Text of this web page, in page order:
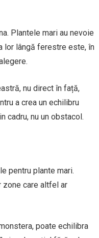
Plantele mari au nevoie
lor lângă ferestre este, în
nu direct în față,
a crea un echilibru
cadru, nu un obstacol.
pentru plante mari.
zone care altfel ar
poate echilibra